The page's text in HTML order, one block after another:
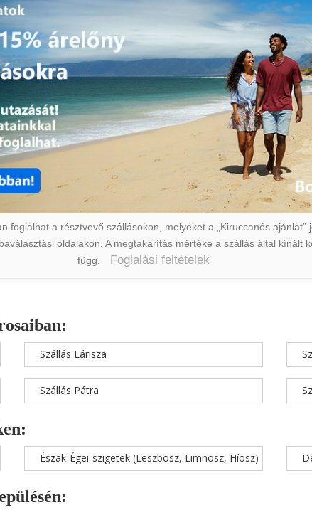
foglalhat a résztvevő szállásokon, melyeket a „Kiruccanós ajánlat”
oldalakon. A megtakarítás mértéke a szállás által kínált
függ.
Foglalási feltételek
Szállás Lárisza
Szállás Pátra
Észak-Égei-szigetek (Leszbosz, Limnosz, Híosz)